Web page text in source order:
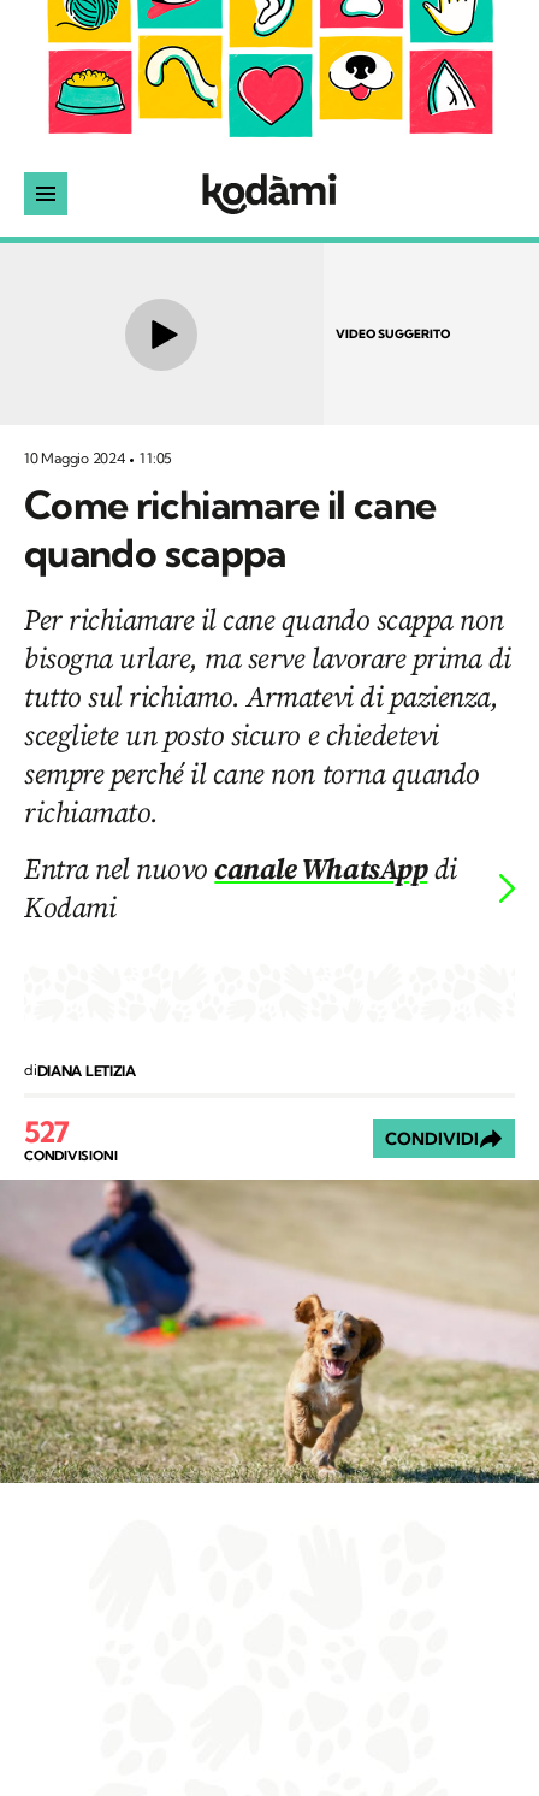
VIDEO SUGGERITO
10 Maggio 2024 11:05
Come richiamare il cane
quando scappa
Per richiamare il cane quando scappa non
bisogna urlare, ma serve lavorare prima di
tutto sul richiamo. Armatevi di pazienza,
scegliete un posto sicuro e chiedetevi
sempre perché il cane non torna quando
richiamato.
Entra nel nuovocanale WhatsAppdi
Kodami
diDIANA LETIZIA
527
CONDIVISIONI
CONDIVIDI